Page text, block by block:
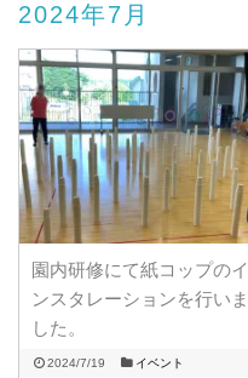
2024年7月
園内研修にて紙コップのイ
ンスタレーションを行いま
した。
2024/7/19 イベント